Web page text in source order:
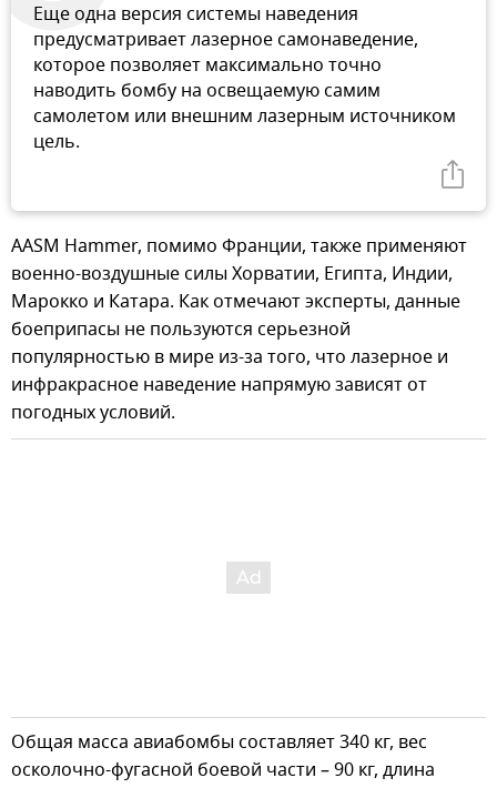
Еще одна версия системы наведения
предусматривает лазерное самонаведение,
которое позволяет максимально точно
наводить бомбу на освещаемую самим
самолетом или внешним лазерным источником
цель.
AASM Hammer, помимо Франции, также применяют
военно-воздушные силы Хорватии, Египта, Индии,
Марокко и Катара. Как отмечают эксперты, данные
боеприпасы не пользуются серьезной
популярностью в мире из-за того, что лазерное и
инфракрасное наведение напрямую зависят от
погодных условий.
Общая масса авиабомбы составляет 340 кг, вес
осколочно-фугасной боевой части – 90 кг, длина